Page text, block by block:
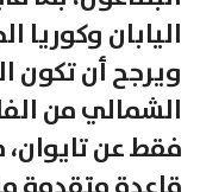
اليابان وكوريا
ويرجح أن تكون
فقط عن تايوان،